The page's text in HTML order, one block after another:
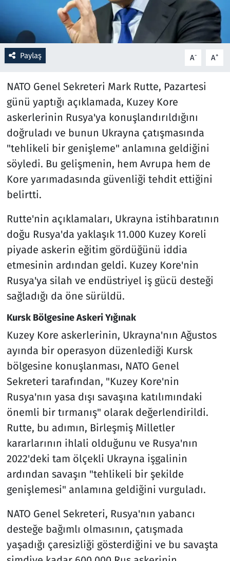
Paylaş A- A+
NATO Genel Sekreteri Mark Rutte, Pazartesi
günü yaptığı açıklamada, Kuzey Kore
askerlerinin Rusya'ya konuşlandırıldığını
doğruladı ve bunun Ukrayna çatışmasında
"tehlikeli bir genişleme" anlamına geldiğini
söyledi. Bu gelişmenin, hem Avrupa hem de
Kore yarımadasında güvenliği tehdit ettiğini
belirtti.
Rutte'nin açıklamaları, Ukrayna istihbaratının
doğu Rusya'da yaklaşık 11.000 Kuzey Koreli
piyade askerin eğitim gördüğünü iddia
etmesinin ardından geldi. Kuzey Kore'nin
Rusya'ya silah ve endüstriyel iş gücü desteği
sağladığı da öne sürüldü.
Kursk Bölgesine Askeri Yığınak
Kuzey Kore askerlerinin, Ukrayna'nın Ağustos
ayında bir operasyon düzenlediği Kursk
bölgesine konuşlanması, NATO Genel
Sekreteri tarafından, "Kuzey Kore'nin
Rusya'nın yasa dışı savaşına katılımındaki
önemli bir tırmanış" olarak değerlendirildi.
Rutte, bu adımın, Birleşmiş Milletler
kararlarının ihlali olduğunu ve Rusya'nın
2022'deki tam ölçekli Ukrayna işgalinin
ardından savaşın "tehlikeli bir şekilde
genişlemesi" anlamına geldiğini vurguladı.
NATO Genel Sekreteri, Rusya'nın yabancı
desteğe bağımlı olmasının, çatışmada
yaşadığı çaresizliği gösterdiğini ve bu savaşta
Savunma Sanayi
Seçim 2023
Spor
Teknoloji ve Bilim
Televizyon